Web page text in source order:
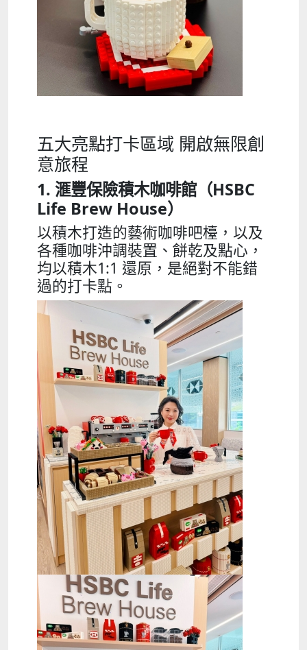
五大亮點打卡區域 開啟無限創
意旅程
1. 滙豐保險積木咖啡館（HSBC
Life Brew House）
以積木打造的藝術咖啡吧檯，以及
各種咖啡沖調裝置、餅乾及點心，
均以積木1:1 還原，是絕對不能錯
過的打卡點。